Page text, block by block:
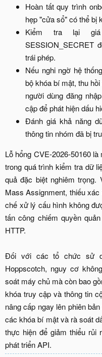
Hoàn tất quy trình
hẹp "cửa sổ" có thể bị
Kiểm tra lại giá
SESSION_SECRET
trái phép.​
Nếu nghi ngờ hệ
bộ khóa bí mật, thu
người dùng đăng
cập để phát hiện dấu
Đánh giá khả năng
thông tin nhóm đã bị
Lỗ hổng CVE-2026-50160
trong quá trình kiểm tra dữ
quả đặc biệt nghiêm
Mass Assignment, thiếu
chế xử lý cấu hình không
tấn công chiếm quyền
HTTP.
Đối với các tổ chức sử
Hoppscotch, nguy cơ
soát máy chủ mà còn bao
khóa truy cập và thông tin
nâng cấp ngay lên phiên
các khóa bí mật và rà soát
thực hiện để giảm thiểu rủi
phát triển API.​